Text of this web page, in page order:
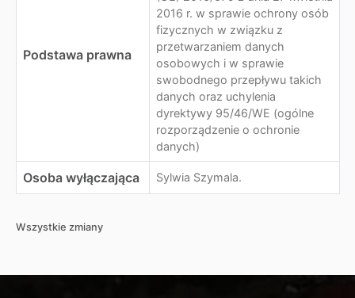
Podstawa prawna
2016 r. w sprawie ochrony osób
fizycznych w związku z
przetwarzaniem danych
osobowych i w sprawie
swobodnego przepływu takich
danych oraz uchylenia
dyrektywy 95/46/WE (ogólne
rozporządzenie o ochronie
danych)
Osoba wyłączająca Sylwia Szymala.
Wszystkie zmiany